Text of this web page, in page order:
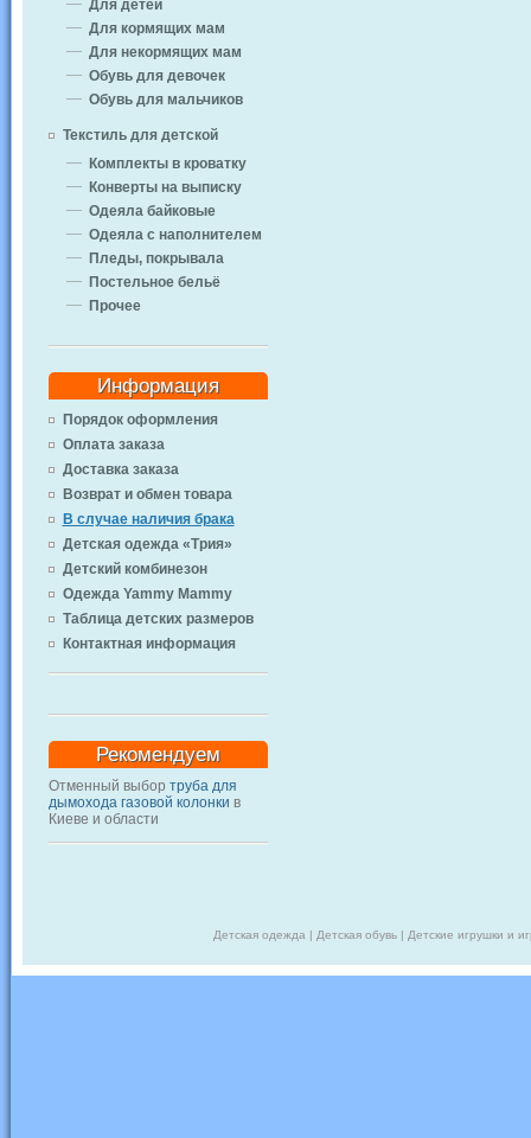
Для детей
Для кормящих мам
Для некормящих мам
Обувь для девочек
Обувь для мальчиков
Текстиль для детской
Комплекты в кроватку
Конверты на выписку
Одеяла байковые
Одеяла с наполнителем
Пледы, покрывала
Постельное бельё
Прочее
Информация
Порядок оформления
Оплата заказа
Доставка заказа
Возврат и обмен товара
В случае наличия брака
Детская одежда «Трия»
Детский комбинезон
Одежда Yammy Mammy
Таблица детских размеров
Контактная информация
Рекомендуем
Отменный выбор труба для
дымохода газовой колонки в
Киеве и области
Детская одежда | Детская обувь | Детские игрушки